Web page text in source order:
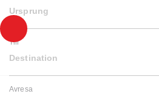
Ursprung
Till
Destination
Avresa